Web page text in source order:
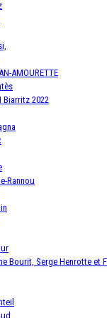
AMOURETTE
Biarritz 2022
Rannou
Bourit, Serge Henrotte et